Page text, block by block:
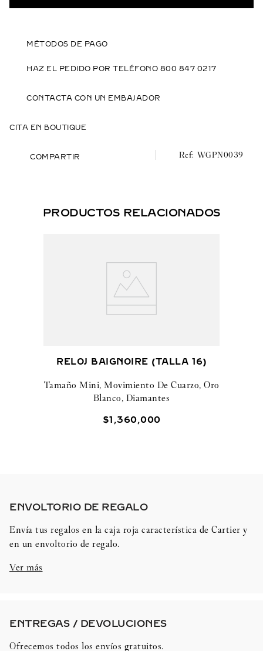
Brazalete de dos vueltas de oro amarillo 750/1000.
Hermético hasta 3 bares (~30 metros).
Foto no contractual (el largo del brazalete del reloj puede
a una referencia actual: WGPN0046 bajo el contexto de la
Ley Reese en cartier.com (EE. UU., Canadá).
MÉTODOS DE PAGO
HAZ EL PEDIDO POR TELÉFONO 800 847 0217
CONTACTA CON UN EMBAJADOR
CITA EN BOUTIQUE
COMPARTIR WGPN0039
PRODUCTOS RELACIONADOS
RELOJ BAIGNOIRE (TALLA 16)
Tamaño Mini, Movimiento De Cuarzo, Oro
Blanco, Diamantes
$1 ,360,000
ENVOLTORIO DE REGALO​
Envía tus regalos en la caja roja característica de Cartier y
en un envoltorio de regalo.
Ver más
ENTREGAS / DEVOLUCIONES​
Ofrecemos todos los envíos gratuitos.